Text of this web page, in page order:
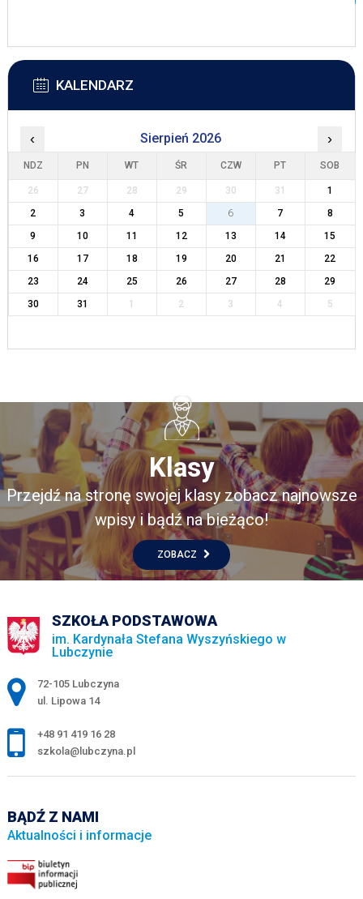
KALENDARZ
‹ Sierpień 2026 ›
NDZ PN WT ŚR CZW PT SOB
26 27 28 29 30 31
1
2
3 4 5 6 7
8
9
10 11 12 13 14
15
16
17 18 19 20 21
22
23
24 25 26 27 28
29
30
31 1 2 3 4 5
Klasy
Przejdź na stronę swojej klasy zobacz najnowsze
wpisy i bądź na bieżąco!
ZOBACZ
SZKOŁA PODSTAWOWA
im. Kardynała Stefana Wyszyńskiego w
Lubczynie
Adres pocztowy:
72-105 Lubczyna
ul. Lipowa 14
+48 91 419 16 28
szkola@lubczyna.pl
BĄDŹ Z NAMI
Aktualności i informacje